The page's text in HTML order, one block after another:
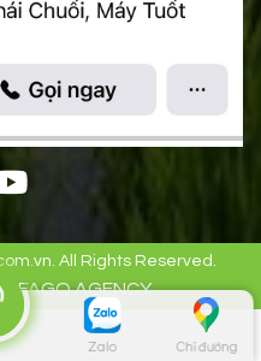
Zalo Chỉ đường
All Rights Reserved.
FAGO AGENCY